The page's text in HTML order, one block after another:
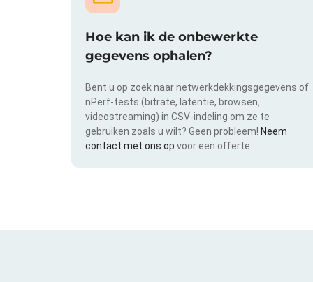
Hoe kan ik de onbewerkte
gegevens ophalen?
Bent u op zoek naar netwerkdekkingsgegevens of
nPerf-tests (bitrate, latentie, browsen,
videostreaming) in CSV-indeling om ze te
gebruiken zoals u wilt? Geen probleem! Neem
contact met ons op voor een offerte.